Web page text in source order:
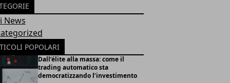
News
POPOLARI
Dall’élite alla massa: come il
trading automatico sta
democratizzando l’investimento